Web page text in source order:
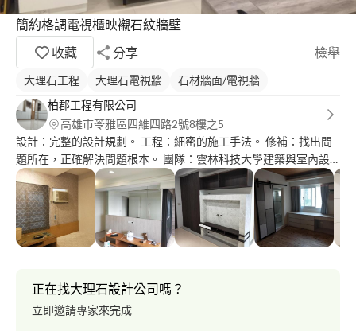
簡約格調電視櫃映襯石紋牆壁
收藏
分享 檢舉
大理石工程 大理石電視牆
石材牆面/電視牆
柏郡工程有限公司
高雄市苓雅區四維四路2號8樓之5
設計：完整的設計規劃。 工程：細密的施工手法。 修補：找出問
題所在，正確解決問題根本。 團隊：雲林科技大學建築與室內設
計碩士畢業，具八年設計經驗之設計人員。 具營造監工九年經驗
之工程管理人員。 自有泥作、拆除、清潔之施工人員。 各類工程
施工團隊。
正在找大理石設計公司嗎？
立即邀請專家來完成